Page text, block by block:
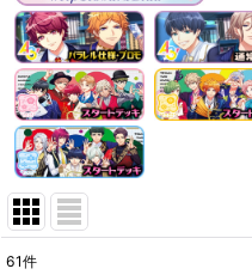
61件